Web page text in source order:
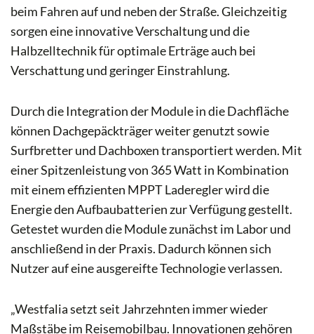
beim Fahren auf und neben der Straße. Gleichzeitig
sorgen eine innovative Verschaltung und die
Halbzelltechnik für optimale Erträge auch bei
Verschattung und geringer Einstrahlung.
Durch die Integration der Module in die Dachfläche
können Dachgepäckträger weiter genutzt sowie
Surfbretter und Dachboxen transportiert werden. Mit
einer Spitzenleistung von 365 Watt in Kombination
mit einem effizienten MPPT Laderegler wird die
Energie den Aufbaubatterien zur Verfügung gestellt.
Getestet wurden die Module zunächst im Labor und
anschließend in der Praxis. Dadurch können sich
Nutzer auf eine ausgereifte Technologie verlassen.
„Westfalia setzt seit Jahrzehnten immer wieder
Maßstäbe im Reisemobilbau. Innovationen gehören